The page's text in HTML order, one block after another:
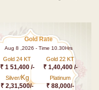
Gold Rate
Aug 8 ,2026 - Time 10.30Hrs
Gold 24 KT
₹ 1 51,400 /-
Gold 22 KT
₹ 1,40,400 /-
Silver/Kg
₹ 2,31,500/-
Platinum
₹ 88,000/-